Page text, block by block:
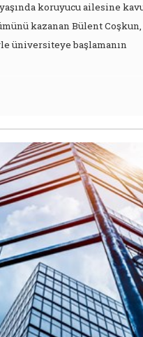
koruyucu ailesine
kazanan Bülent
üniversiteye başlamanın